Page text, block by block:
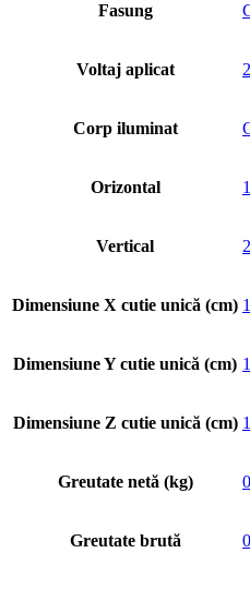
Fasung
Voltaj aplicat
Corp iluminat
Orizontal
Vertical
Dimensiune X cutie unică (cm)
Dimensiune Y cutie unică (cm)
Dimensiune Z cutie unică (cm)
Greutate netă (kg)
Greutate brută